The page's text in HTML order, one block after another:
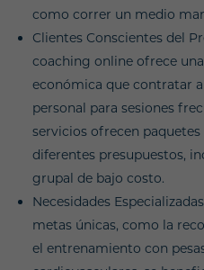
como correr un medio
Clientes Conscientes del
coaching online ofrece
económica que contratar
personal para sesiones
servicios ofrecen paquetes
diferentes presupuestos,
grupal de bajo costo.
Necesidades
metas únicas, como la
el entrenamiento con